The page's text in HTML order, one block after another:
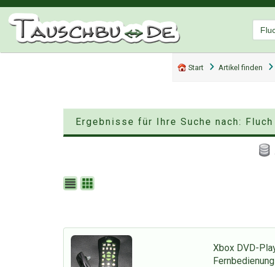
Start Artikel finden
Ergebnisse für Ihre Suche nach:
Xbox DVD-
Fernbedienung